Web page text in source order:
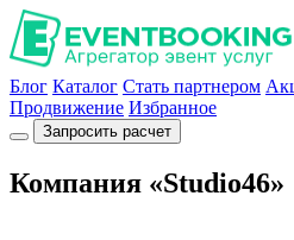
Блог Каталог Стать партнером
Продвижение Избранное
Запросить расчет
Компания «Studio46»